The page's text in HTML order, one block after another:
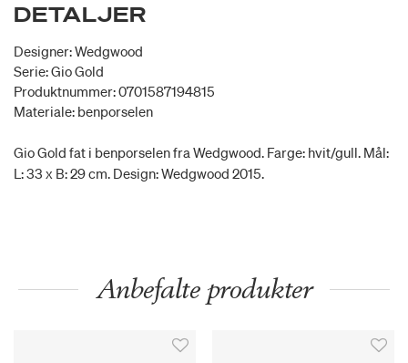
DETALJER
Designer: Wedgwood
Serie: Gio Gold
Produktnummer: 0701587194815
Materiale: benporselen
Gio Gold fat i benporselen fra Wedgwood. Farge: hvit/gull. Mål:
L: 33 x B: 29 cm. Design: Wedgwood 2015.
Anbefalte produkter